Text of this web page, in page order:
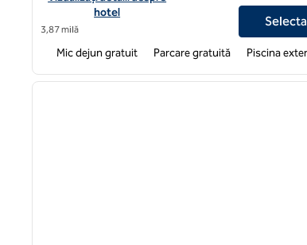
hotel
3,87 milă
Mic dejun gratuit Parcare gratuită Piscina
1 din 12